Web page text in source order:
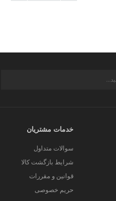
خدمات مشتریان
سوالات متداول
شرایط بازگشت کالا
قوانین و مقررات
حریم خصوصی